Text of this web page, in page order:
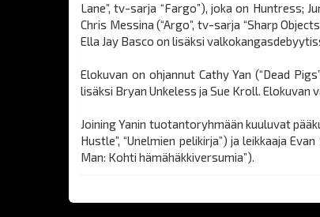
Lane”, tv-sarja “Fargo”), joka on Huntress;
Chris Messina (“Argo”, tv-sarja “Sharp
Ella Jay Basco on lisäksi
Elokuvan on ohjannut Cathy Yan (“Dead
lisäksi Bryan Unkeless ja Sue Kroll.
Joining Yanin tuotantoryhmään kuuluvat
Hustle”, “Unelmien pelikirja”) ja leikkaaja
Man: Kohti hämähäkkiversumia”).